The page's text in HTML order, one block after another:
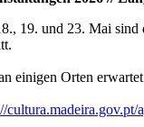
19. und 23. Mai sind
einigen Orten
cultura.madeira.gov.pt/